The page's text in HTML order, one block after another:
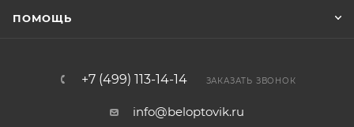
ПОМОЩЬ
+7 (499) 113-14-14 ЗАКАЗАТЬ ЗВОНОК
info@beloptovik.ru